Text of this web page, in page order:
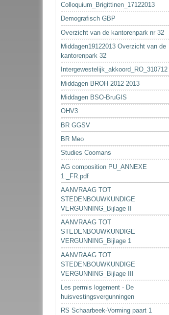
Colloquium_Brigittinen_17122013
Demografisch GBP
Overzicht van de kantorenpark nr 32
Middagen19122013 Overzicht van de
kantorenpark 32
Intergewestelijk_akkoord_RO_310712
Middagen BROH 2012-2013
Middagen BSO-BruGIS
OHV3
BR GGSV
BR Meo
Studies Coomans
AG composition PU_ANNEXE
1._FR.pdf
AANVRAAG TOT
STEDENBOUWKUNDIGE
VERGUNNING_Bijlage II
AANVRAAG TOT
STEDENBOUWKUNDIGE
VERGUNNING_Bijlage 1
AANVRAAG TOT
STEDENBOUWKUNDIGE
VERGUNNING_Bijlage III
Les permis logement - De
huisvestingsvergunningen
RS Schaarbeek-Vorming paart 1